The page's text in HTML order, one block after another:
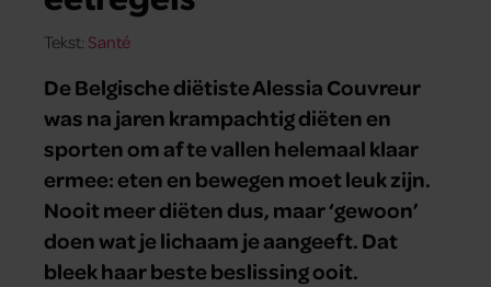
Tekst: Santé
De Belgische diëtiste Alessia Couvreur
was na jaren krampachtig diëten en
sporten om af te vallen helemaal klaar
ermee: eten en bewegen moet leuk zijn.
Nooit meer diëten dus, maar ‘gewoon’
doen wat je lichaam je aangeeft. Dat
bleek haar beste beslissing ooit.